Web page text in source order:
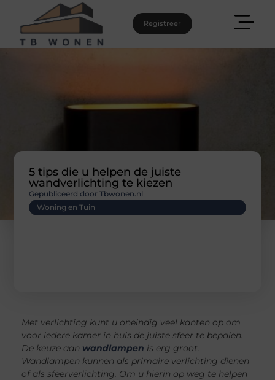
Registreer
5 tips die u helpen de juiste
wandverlichting te kiezen
Woning en Tuin
Gepubliceerd door Tbwonen.nl
Met verlichting kunt u oneindig veel kanten op om
voor iedere kamer in huis de juiste sfeer te bepalen.
De keuze aan wandlampen is erg groot.
Wandlampen kunnen als primaire verlichting dienen
of als sfeerverlichting. Om u hierin op weg te helpen